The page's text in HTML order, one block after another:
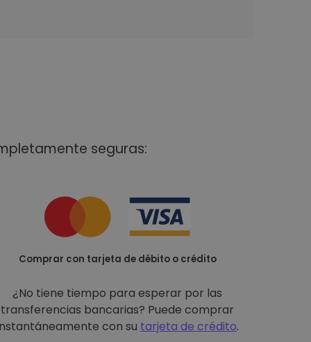
seguras:
Comprar con tarjeta de débito o crédito
¿No tiene tiempo para esperar por las
transferencias bancarias? Puede comprar
con su tarjeta de crédito.